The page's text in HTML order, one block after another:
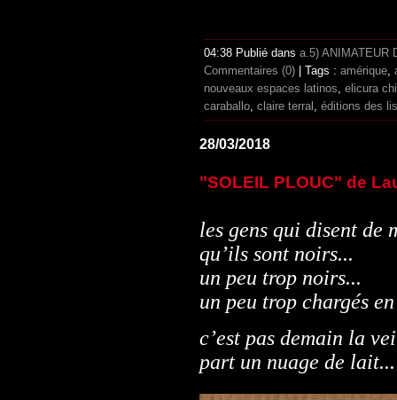
04:38 Publié dans a.5) ANIMATEUR
Commentaires (0) | Tags : amérique
nouveaux espaces latinos elicura
caraballo claire terral éditions des
28/03/2018
"SOLEIL PLOUC" de
les gens qui disent de
qu’ils sont noirs...
un peu trop noirs...
un peu trop chargés
c’est pas demain la
part un nuage de lait...